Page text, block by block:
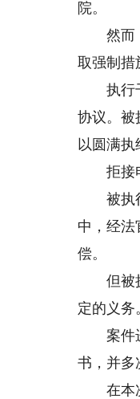
院。
然而，
取强制措
执行干
协议。被
以圆满执
拒接电
被执行
中，经法
偿。
但被执
定的义务
案件进
书，并多
在本次